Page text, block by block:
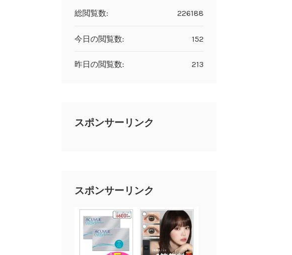
226188
総閲覧数:
152
今日の閲覧数:
213
昨日の閲覧数:
スポンサーリンク
スポンサーリンク